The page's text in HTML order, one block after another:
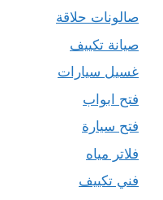
صالونات حلاقة
صيانة تكييف
غسيل سيارات
فتح ابواب
فتح سيارة
فلاتر مياه
فني تكييف